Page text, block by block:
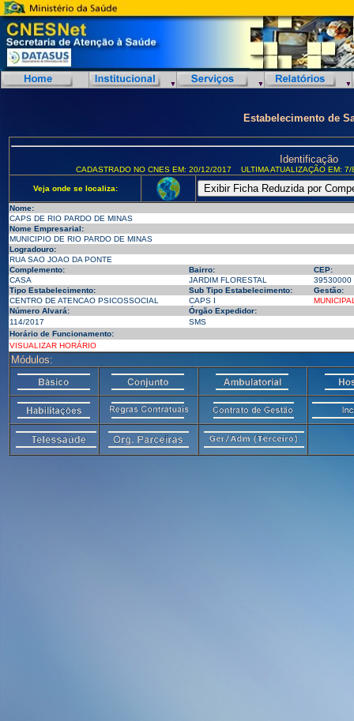
Estabelecimento de
Identificação
CADASTRADO NO CNES EM: 20/12/2017 ULTIMA ATUALIZAÇÃO EM:
Veja onde se localiza:
Nome:
CAPS DE RIO PARDO DE MINAS
Nome Empresarial:
MUNICIPIO DE RIO PARDO DE MINAS
Logradouro:
RUA SAO JOAO DA PONTE
Complemento:
Bairro:
CEP:
CASA
JARDIM FLORESTAL
39530000
Tipo Estabelecimento:
Sub Tipo Estabelecimento:
Gestão:
CENTRO DE ATENCAO PSICOSSOCIAL
CAPS I
Número Alvará:
Órgão Expedidor:
114/2017
SMS
Horário de Funcionamento:
VISUALIZAR HORÁRIO
Módulos: